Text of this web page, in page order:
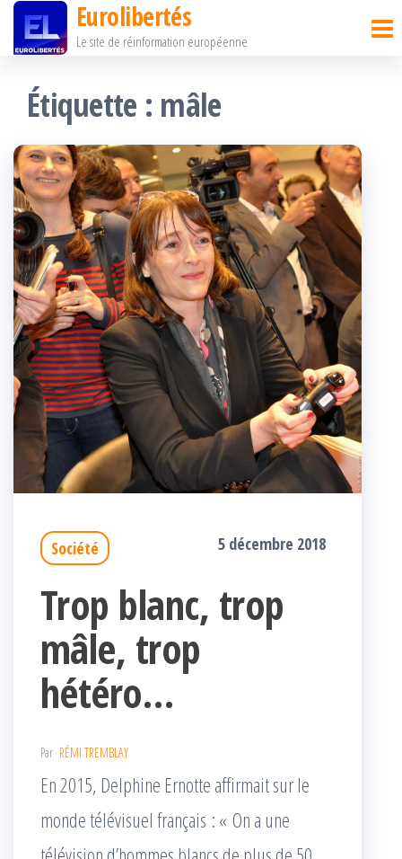
Passer
contenu
Eurolibertés
Le site de réinformation européenne
Étiquette : mâle
Société 5 décembre 2018
Trop blanc, trop
mâle, trop
hétéro…
Par RÉMI TREMBLAY
En 2015, Delphine Ernotte affirmait sur le
monde télévisuel français : « On a une